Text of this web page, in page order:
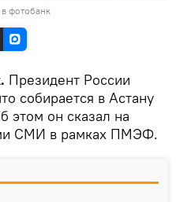
фотобанк
Президент России
собирается в Астану
он сказал на
СМИ в рамках ПМЭФ.